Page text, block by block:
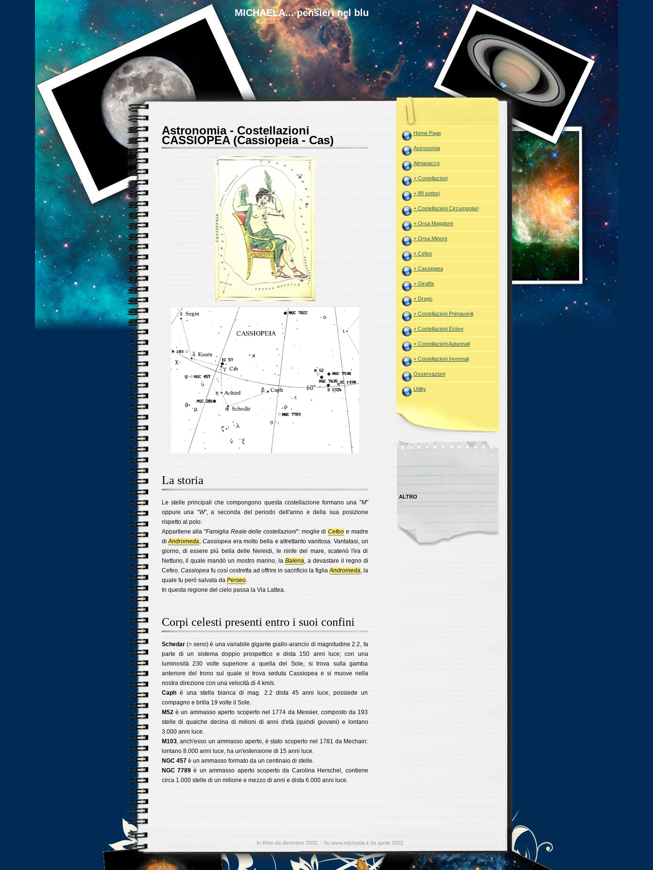
MICHAELA... pensieri nel blu
Astronomia - Costellazioni
CASSIOPEA (Cassiopeia - Cas)
La storia
Le stelle principali che compongono questa costellazione formano una "M"
oppure una "W", a seconda del periodo dell'anno e della sua posizione
rispetto al polo.
Appartiene alla "Famiglia Reale delle costellazioni": moglie diCefeo e madre
diAndromeda, Cassiopeaera molto bella e altrettanto vanitosa. Vantatasi, un
giorno, di essere più bella delle Nereidi, le ninfe del mare, scatenò l'ira di
Nettuno, il quale mandò un mostro marino, la Balena, a devastare il regno di
Cefeo. Cassiopeafu così costretta ad offrire in sacrificio la figliaAndromeda, la
quale fu però salvata da Perseo.
In questa regione del cielo passa la Via Lattea.
Corpi celesti presenti entro i suoi confini
Schedar(=seno) è una variabile gigante giallo-arancio di magnitudine 2.2, fa
parte di un sistema doppio prospettico e dista 150 anni luce; con una
luminosità 230 volte superiore a quella del Sole, si trova sulla gamba
anteriore del trono sul quale si trova seduta Cassiopea e si muove nella
nostra direzione con una velocità di 4 km/s.
Caphè una stella bianca di mag. 2.2 dista 45 anni luce, possiede un
compagno e brilla 19 volte il Sole.
M52è un ammasso aperto scoperto nel 1774 da Messier, composto da 193
stelle di qualche decina di milioni di anni d'età (quindi giovani) e lontano
3.000 anni luce.
M103, anch'esso un ammasso aperto, è stato scoperto nel 1781 da Mechain:
lontano 8.000 anni luce, ha un'estensione di 15 anni luce.
NGC 457è un ammasso formato da un centinaio di stelle.
NGC 7789è un ammasso aperto scoperto da Carolina Herschel, contiene
circa 1.000 stelle di un milione e mezzo di anni e dista 6.000 anni luce.
Home Page
Astronomia
Almanacco
+ Costellazioni
+ 88 settori
+ Costellazioni Circumpolari
+ Orsa Maggiore
+ Orsa Minore
+ Cefeo
+ Cassiopea
+ Giraffa
+ Drago
+ Costellazioni Primaverili
+ Costellazioni Estive
+ Costellazioni Autunnali
+ Costellazioni Invernali
Osservazioni
Utility
ALTRO
In Rete da dicembre 2000. - Su www.michaela.it da aprile 2002.